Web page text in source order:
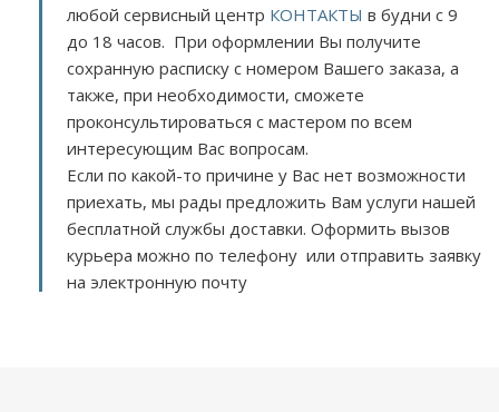
любой сервисный центр КОНТАКТЫ в будни с 9
до 18 часов. При оформлении Вы получите
сохранную расписку с номером Вашего заказа, а
также, при необходимости, сможете
проконсультироваться с мастером по всем
интересующим Вас вопросам.
Если по какой-то причине у Вас нет возможности
приехать, мы рады предложить Вам услуги нашей
бесплатной службы доставки. Оформить вызов
курьера можно по телефону или отправить заявку
на электронную почту